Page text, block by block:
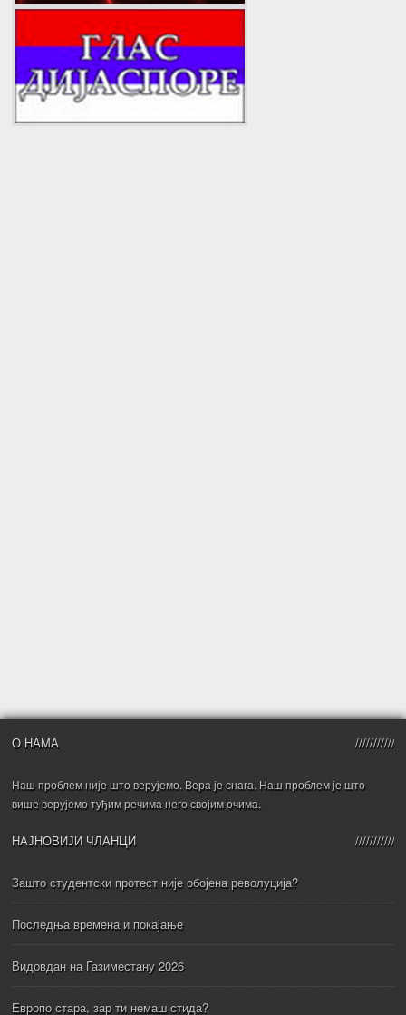
О НАМА
Наш проблем није што верујемо. Вера је снага. Наш проблем је што
више верујемо туђим речима него својим очима.
НАЈНОВИЈИ ЧЛАНЦИ
Зашто студентски протест није обојена револуција?
Последња времена и покајање
Видовдан на Газиместану 2026
Европо стара, зар ти немаш стида?